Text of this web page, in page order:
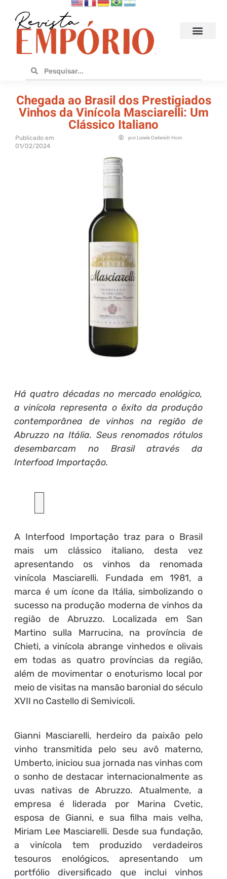
Chegada ao Brasil dos Prestigiados
Vinhos da Vinícola Masciarelli: Um
Clássico Italiano
Publicado em
01/02/2024
porLisiele Dieterich Horn
Há quatro décadas no mercado enológico,
a vinícola representa o êxito da produção
contemporânea de vinhos na região de
Abruzzo na Itália. Seus renomados rótulos
desembarcam no Brasil através da
Interfood Importação.
A Interfood Importação traz para o Brasil
mais um clássico italiano, desta vez
apresentando os vinhos da renomada
vinícola Masciarelli. Fundada em 1981, a
marca é um ícone da Itália, simbolizando o
sucesso na produção moderna de vinhos da
região de Abruzzo. Localizada em San
Martino sulla Marrucina, na província de
Chieti, a vinícola abrange vinhedos e olivais
em todas as quatro províncias da região,
além de movimentar o enoturismo local por
meio de visitas na mansão baronial do século
XVII no Castello di Semivicoli.
Gianni Masciarelli, herdeiro da paixão pelo
vinho transmitida pelo seu avô materno,
Umberto, iniciou sua jornada nas vinhas com
o sonho de destacar internacionalmente as
uvas nativas de Abruzzo. Atualmente, a
empresa é liderada por Marina Cvetic,
esposa de Gianni, e sua filha mais velha,
Miriam Lee Masciarelli. Desde sua fundação,
a vinícola tem produzido verdadeiros
tesouros enológicos, apresentando um
portfólio diversificado que inclui vinhos